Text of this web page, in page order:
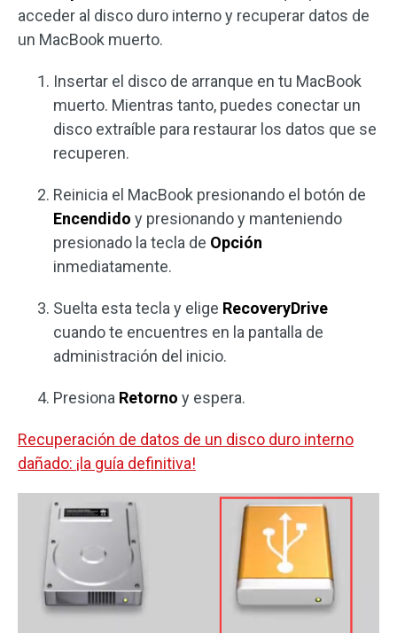
acceder al disco duro interno y recuperar datos de
un MacBook muerto.
Insertar el disco de arranque en tu MacBook
muerto. Mientras tanto, puedes conectar un
disco extraíble para restaurar los datos que se
recuperen.
Reinicia el MacBook presionando el botón de
Encendido y presionando y manteniendo
presionado la tecla de Opción
inmediatamente.
Suelta esta tecla y elige RecoveryDrive
cuando te encuentres en la pantalla de
administración del inicio.
Presiona Retorno y espera.
Recuperación de datos de un disco duro interno
dañado: ¡la guía definitiva!